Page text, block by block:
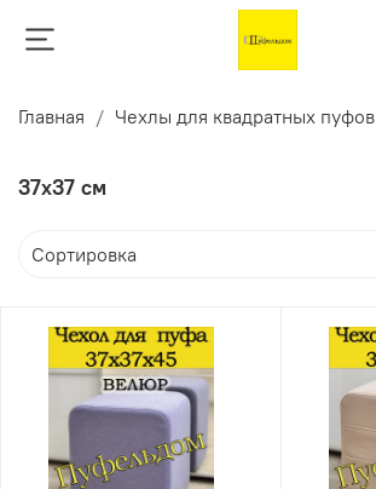
Главная Чехлы для квадратных пуфов
37х37 см